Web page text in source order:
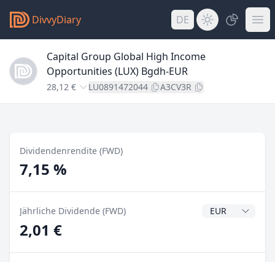
DivvyDiary DE
Capital Group Global High Income
Opportunities (LUX) Bgdh-EUR
28,12 € LU0891472044 A3CV3R
Dividendenrendite (FWD)
7,15 %
Jährliche Dividende (FWD)
2,01 €